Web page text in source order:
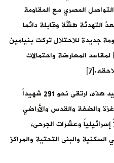
المصري مع المقاومة
التهدئة هشّة وقابلة دائماً
حكومة جديدة للاحتلال تركت بنيامين
نتنياهو Benjamin Netanyahu لمقاعد المعارضة واحتمالات
في الحصيلة المباشرة لجولة التصعيد هذه، ارتقى نحو 291 شهيداً
والضفة والقدس والأراضي
1948، مقابل 12 قتيلاً إسرائيلياً وعشرات الجرحى،
السكنية والبنى التحتية والمراكز